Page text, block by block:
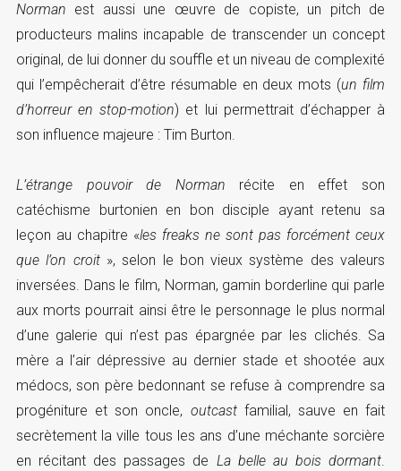
Norman est aussi une œuvre de copiste, un pitch de
producteurs malins incapable de transcender un concept
original, de lui donner du souffle et un niveau de complexité
qui l’empêcherait d’être résumable en deux mots (un film
d’horreur en stop-motion) et lui permettrait d’échapper à
son influence majeure : Tim Burton.
L’étrange pouvoir de Norman récite en effet son
catéchisme burtonien en bon disciple ayant retenu sa
leçon au chapitre «les freaks ne sont pas forcément ceux
que l’on croit», selon le bon vieux système des valeurs
inversées. Dans le film, Norman, gamin borderline qui parle
aux morts pourrait ainsi être le personnage le plus normal
d’une galerie qui n’est pas épargnée par les clichés. Sa
mère a l’air dépressive au dernier stade et shootée aux
médocs, son père bedonnant se refuse à comprendre sa
progéniture et son oncle, outcastfamilial, sauve en fait
secrètement la ville tous les ans d’une méchante sorcière
en récitant des passages de La belle au bois dormant.